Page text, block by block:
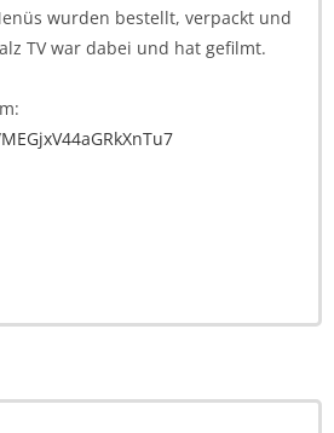
wurden bestellt, verpackt und
TV war dabei und hat gefilmt.